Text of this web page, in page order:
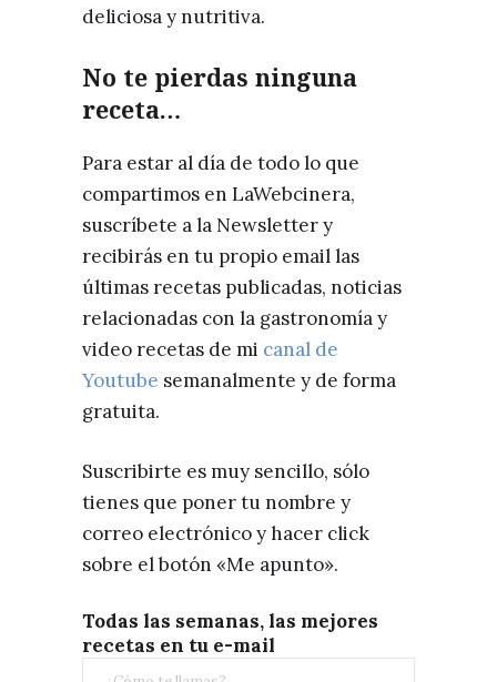
deliciosa y nutritiva.
No te pierdas ninguna
receta…
Para estar al día de todo lo que
compartimos en LaWebcinera,
suscríbete a la Newsletter y
recibirás en tu propio email las
últimas recetas publicadas, noticias
relacionadas con la gastronomía y
video recetas de mi canal de
Youtube semanalmente y de forma
gratuita.
Suscribirte es muy sencillo, sólo
tienes que poner tu nombre y
correo electrónico y hacer click
sobre el botón «Me apunto».
Todas las semanas, las mejores
recetas en tu e-mail